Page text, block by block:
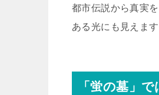
都市伝説から真実
ある光にも見えます
「蛍の墓」